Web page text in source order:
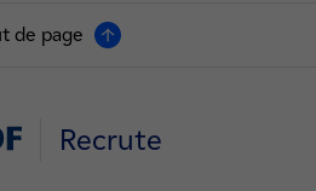
de page
Recrute